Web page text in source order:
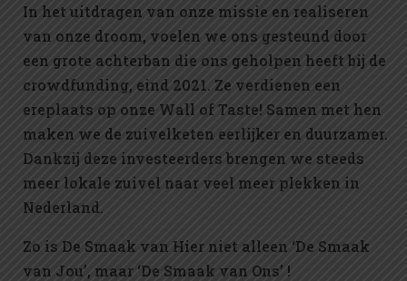
In het uitdragen van onze missie en realiseren
van onze droom, voelen we ons gesteund door
een grote achterban die ons geholpen heeft bij de
crowdfunding, eind 2021. Ze verdienen een
ereplaats op onze Wall of Taste! Samen met hen
maken we de zuivelketen eerlijker en duurzamer.
Dankzij deze investeerders brengen we steeds
meer lokale zuivel naar veel meer plekken in
Nederland.
Zo is De Smaak van Hier niet alleen ‘De Smaak
van Jou’, maar ‘De Smaak van Ons’ !